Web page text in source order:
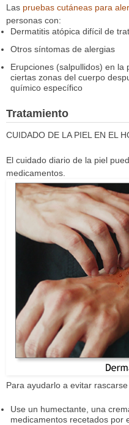
Las pruebas cutáneas para
personas con:
Dermatitis atópica difícil de
Otros síntomas de alergias
Erupciones (salpullidos) en la
ciertas zonas del cuerpo
químico específico
Tratamiento
CUIDADO DE LA PIEL EN EL
El cuidado diario de la piel
medicamentos.
Para ayudarlo a evitar
Use un humectante, una
medicamentos recetados por